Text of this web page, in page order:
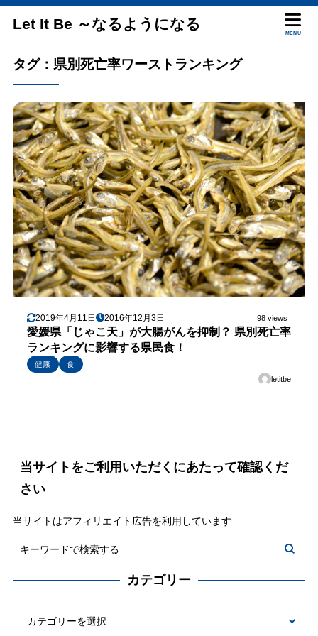
Let It Be ～なるようになる
MENU
タグ：県別死亡率ワーストランキング
2019年4月11日 2016年12月3日 98 views
愛媛県「じゃこ天」が大腸がんを抑制？ 県別死亡率
ランキングに影響する県民食！
健康
食
letitbe
当サイトをご利用いただくにあたって確認くだ
さい
当サイトはアフィリエイト広告を利用しています
カテゴリー